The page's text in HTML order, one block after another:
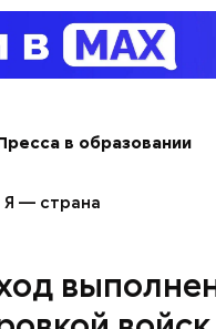
в образовании
— страна
людям, что счастье
день можно,
из своей жизни.